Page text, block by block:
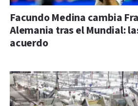
Facundo Medina cambia
Alemania tras el Mundial:
acuerdo